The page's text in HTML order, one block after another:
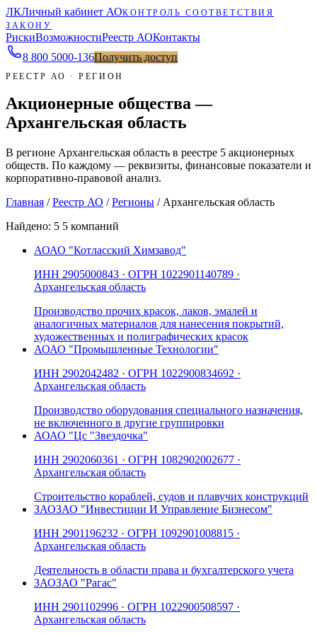
ЛКЛичный кабинет АОКОНТРОЛЬ СООТВЕТСТВИЯ
ЗАКОНУ
РискиВозможностиРеестр АОКонтакты
8 800 5000-136Получить доступ
РЕЕСТР АО · РЕГИОН
Акционерные общества —
Архангельская область
В регионе Архангельская область в реестре 5 акционерных
обществ. По каждому — реквизиты, финансовые показатели и
корпоративно-правовой анализ.
Главная /Реестр АО /Регионы / Архангельская область
Найдено: 5 5 компаний
АОАО "Котласский Химзавод"
ИНН 2905000843 · ОГРН 1022901140789 ·
Архангельская область
Производство прочих красок, лаков, эмалей и
аналогичных материалов для нанесения покрытий,
художественных и полиграфических красок
АОАО "Промышленные Технологии"
ИНН 2902042482 · ОГРН 1022900834692 ·
Архангельская область
Производство оборудования специального назначения,
не включенного в другие группировки
АОАО "Цс "Звездочка"
ИНН 2902060361 · ОГРН 1082902002677 ·
Архангельская область
Строительство кораблей, судов и плавучих конструкций
ЗАОЗАО "Инвестиции И Управление Бизнесом"
ИНН 2901196232 · ОГРН 1092901008815 ·
Архангельская область
Деятельность в области права и бухгалтерского учета
ЗАОЗАО "Рагас"
ИНН 2901102996 · ОГРН 1022900508597 ·
Архангельская область